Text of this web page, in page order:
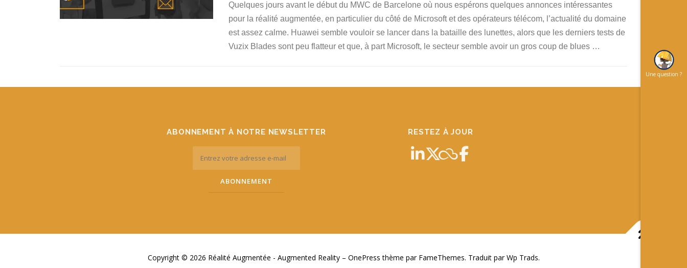
Quelques jours avant le début du MWC de Barcelone où nous espérons quelques annonces intéressantes
pour la réalité augmentée, en particulier du côté de Microsoft et des opérateurs télécom, l’actualité du domaine
est assez calme. Huawei semble vouloir se lancer dans la bataille des lunettes, alors que les derniers tests de
Vuzix Blades sont peu flatteur et que, à part Microsoft, le secteur semble avoir un gros coup de blues …
ABONNEMENT À NOTRE NEWSLETTER RESTEZ À JOUR
Copyright © 2026 Réalité Augmentée - Augmented Reality – OnePress thème par FameThemes. Traduit par Wp Trads.
Une question ?